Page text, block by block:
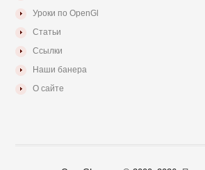
Уроки по OpenGl
Статьи
Ссылки
Наши банера
О сайте